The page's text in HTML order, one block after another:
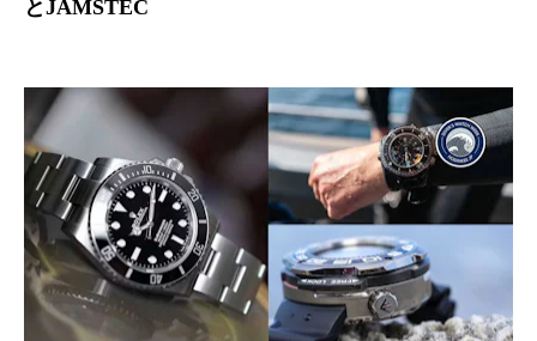
世界初のクオーツ腕時計「セイコー アストロン」がデビ
ュー。発売当初、新規設計のムーブメントにより高価格
で発売されたが、徐々にクオーツの価格は下がり始め
る。これにより、機械式時計の必要性が問われ、時計業
界は混乱に巻き込まれた。今では、クオーツと機械式時
計はそれぞれ別のマーケットセグメントにアプローチす
る。
とJAMSTEC
ダイバーズウォッチ完全ガイド：現代のライフスタイル
に合う選び方と、歴史を彩る名門ブランドの時計たち